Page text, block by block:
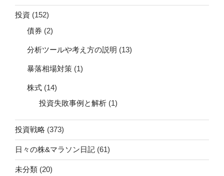
投資 (152)
債券 (2)
分析ツールや考え方の説明 (13)
暴落相場対策 (1)
株式 (14)
投資失敗事例と解析 (1)
投資戦略 (373)
日々の株&マラソン日記 (61)
未分類 (20)